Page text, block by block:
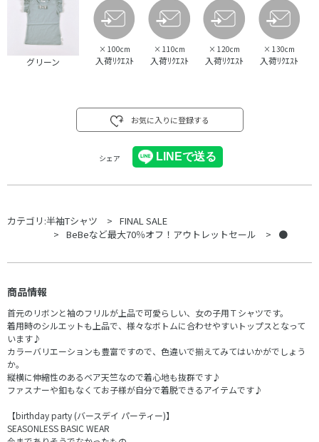
グリーン
× 100cm
入荷ﾘｸｴｽﾄ
× 110cm
入荷ﾘｸｴｽﾄ
× 120cm
入荷ﾘｸｴｽﾄ
× 130cm
入荷ﾘｸｴｽﾄ
お気に入りに登録する
シェア
カテゴリ:半袖Tシャツ
FINAL SALE
BeBeなど最大70％オフ！アウトレットセール
●
商品情報
首元のリボンと袖のフリルが上品で可愛らしい、女の子用Ｔシャツです。
着用時のシルエットも上品で、様々なボトムに合わせやすいトップスとなって
います♪
カラーバリエーションも豊富ですので、色違いで揃えてみてはいかがでしょう
か。
縦横に伸縮性のあるベア天竺なので着心地も抜群です♪
ファスナーや釦もなくてお子様が自分で着脱できるアイテムです♪
【birthday party (バースデイ パーティー)】
SEASONLESS BASIC WEAR